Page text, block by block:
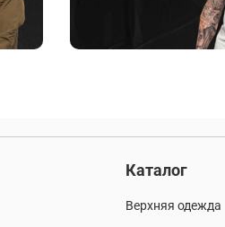
Каталог
Верхняя одежда